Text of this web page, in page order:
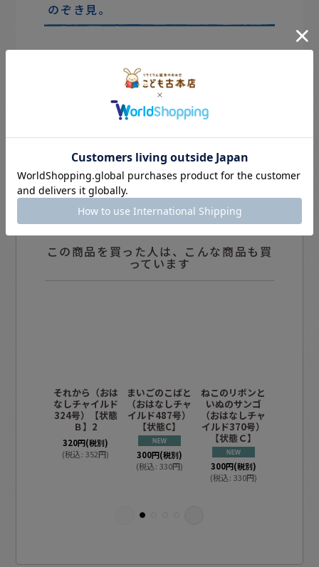
のぞき見。
この商品を買った人は、こんな商品も買
っています
それから（おは
なしチャイルド
324号）【状態
Ｂ】2
320円(税別)
(税込: 352円)
まいごのこばと
（おはなしチャ
イルド487号）
【状態C】
300円(税別)
(税込: 330円)
ねこのリボンと
いぬのサンゴ
（おはなしチャ
イルド370号）
【状態Ｃ】
300円(税別)
(税込: 330円)